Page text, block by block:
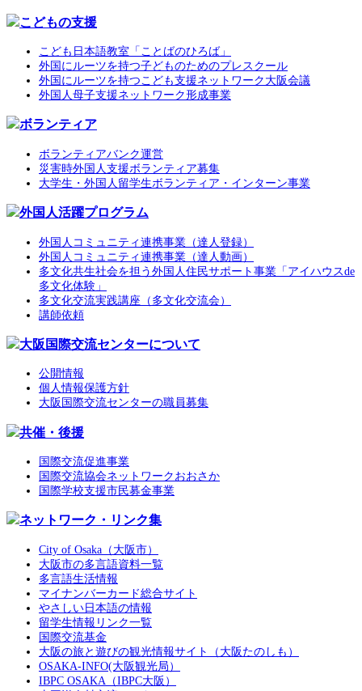
こどもの支援
こども日本語教室「ことばのひろば」
外国にルーツを持つ子どものためのプレスクール
外国にルーツを持つこども支援ネットワーク大阪会議
外国人母子支援ネットワーク形成事業
ボランティア
ボランティアバンク運営
災害時外国人支援ボランティア募集
大学生・外国人留学生ボランティア・インターン事業
外国人活躍プログラム
外国人コミュニティ連携事業（達人登録）
外国人コミュニティ連携事業（達人動画）
多文化共生社会を担う外国人住民サポート事業「アイハウスde
多文化体験」
多文化交流実践講座（多文化交流会）
講師依頼
大阪国際交流センターについて
公開情報
個人情報保護方針
大阪国際交流センターの職員募集
共催・後援
国際交流促進事業
国際交流協会ネットワークおおさか
国際学校支援市民募金事業
ネットワーク・リンク集
City of Osaka（大阪市）
大阪市の多言語資料一覧
多言語生活情報
マイナンバーカード総合サイト
やさしい日本語の情報
留学生情報リンク一覧
国際交流基金
大阪の旅と遊びの観光情報サイト（大阪たのしも）
OSAKA-INFO(大阪観光局）
IBPC OSAKA（IBPC大阪）